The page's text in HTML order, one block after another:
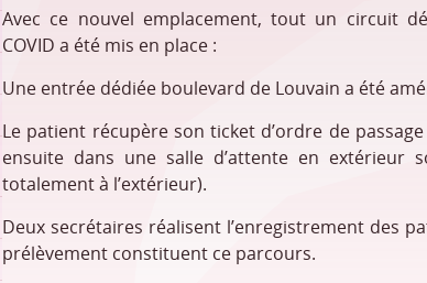
Avec ce nouvel emplacement, tout un circuit
COVID a été mis en place :
Une entrée dédiée boulevard de Louvain a été
Le patient récupère son ticket d’ordre de
ensuite dans une salle d’attente en extérieur
totalement à l’extérieur).
Deux secrétaires réalisent l’enregistrement des
prélèvement constituent ce parcours.